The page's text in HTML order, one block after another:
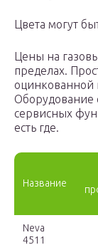
Цвета могут
Цены на
пределах.
оцинкованной
Оборудование
сервисных
есть где.
Название
Neva
4511